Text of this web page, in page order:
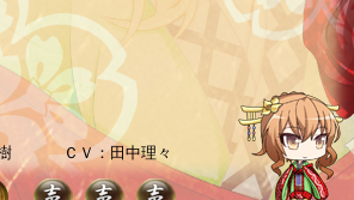
ＣＶ：田中理々